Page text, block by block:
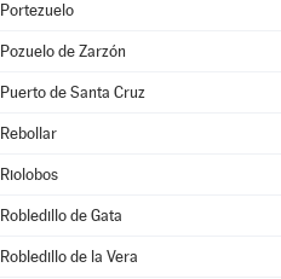
Portezuelo
Pozuelo de Zarzón
Puerto de Santa Cruz
Rebollar
Riolobos
Robledillo de Gata
Robledillo de la Vera